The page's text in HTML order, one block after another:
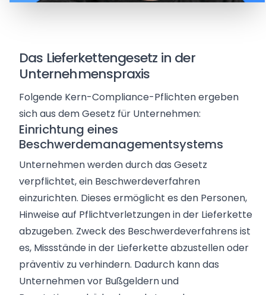
Das Lieferkettengesetz in der
Unternehmenspraxis
Folgende Kern-Compliance-Pflichten ergeben
sich aus dem Gesetz für Unternehmen:
Einrichtung eines
Beschwerdemanagementsystems
Unternehmen werden durch das Gesetz
verpflichtet, ein Beschwerdeverfahren
einzurichten. Dieses ermöglicht es den Personen,
Hinweise auf Pflichtverletzungen in der Lieferkette
abzugeben. Zweck des Beschwerdeverfahrens ist
es, Missstände in der Lieferkette abzustellen oder
präventiv zu verhindern. Dadurch kann das
Unternehmen vor Bußgeldern und